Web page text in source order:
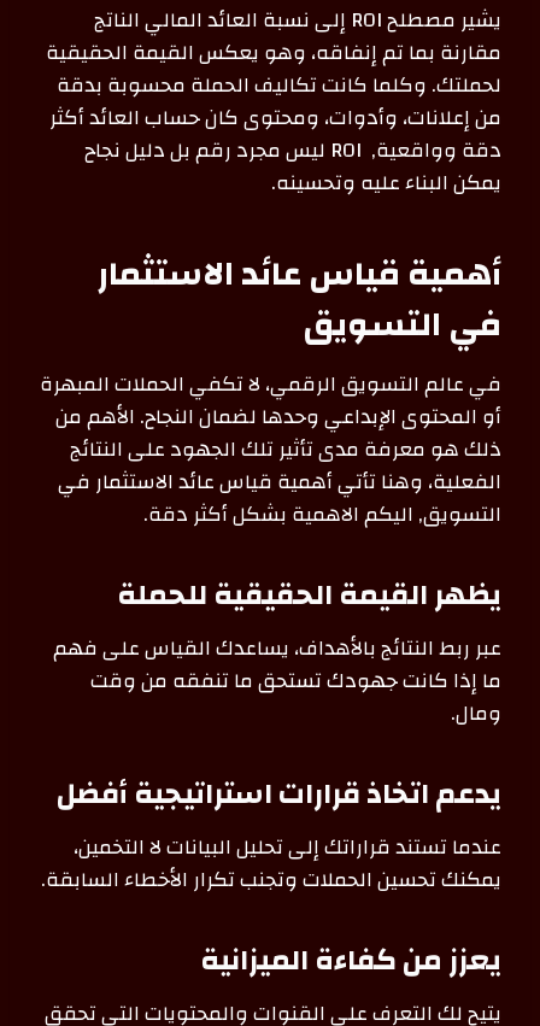
يشير مصطلح ROI إلى نسبة العائد المالي الناتج
مقارنة بما تم إنفاقه، وهو يعكس القيمة الحقيقية
لحملتك. وكلما كانت تكاليف الحملة محسوبة بدقة
من إعلانات، وأدوات، ومحتوى كان حساب العائد أكثر
دقة وواقعية, ROI ليس مجرد رقم بل دليل نجاح
يمكن البناء عليه وتحسينه.
أهمية قياس عائد الاستثمار
في التسويق
في عالم التسويق الرقمي، لا تكفي الحملات المبهرة
أو المحتوى الإبداعي وحدها لضمان النجاح. الأهم من
ذلك هو معرفة مدى تأثير تلك الجهود على النتائج
الفعلية، وهنا تأتي أهمية قياس عائد الاستثمار في
التسويق, اليكم الاهمية بشكل أكثر دقة.
يظهر القيمة الحقيقية للحملة
عبر ربط النتائج بالأهداف، يساعدك القياس على فهم
ما إذا كانت جهودك تستحق ما تنفقه من وقت
ومال.
يدعم اتخاذ قرارات استراتيجية أفضل
عندما تستند قراراتك إلى تحليل البيانات لا التخمين،
يمكنك تحسين الحملات وتجنب تكرار الأخطاء السابقة.
يعزز من كفاءة الميزانية
يتيح لك التعرف على القنوات والمحتويات التي تحقق